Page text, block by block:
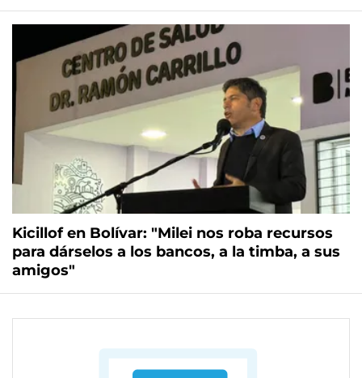
Kicillof en Bolívar: "Milei nos roba recursos
para dárselos a los bancos, a la timba, a sus
amigos"